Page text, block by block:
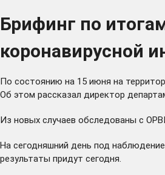
Брифинг по
коронавирусной
По состоянию на 15 июня на
Об этом рассказал директор
Из новых случаев обследованы с
На сегодняшний день под
результаты придут сегодня.